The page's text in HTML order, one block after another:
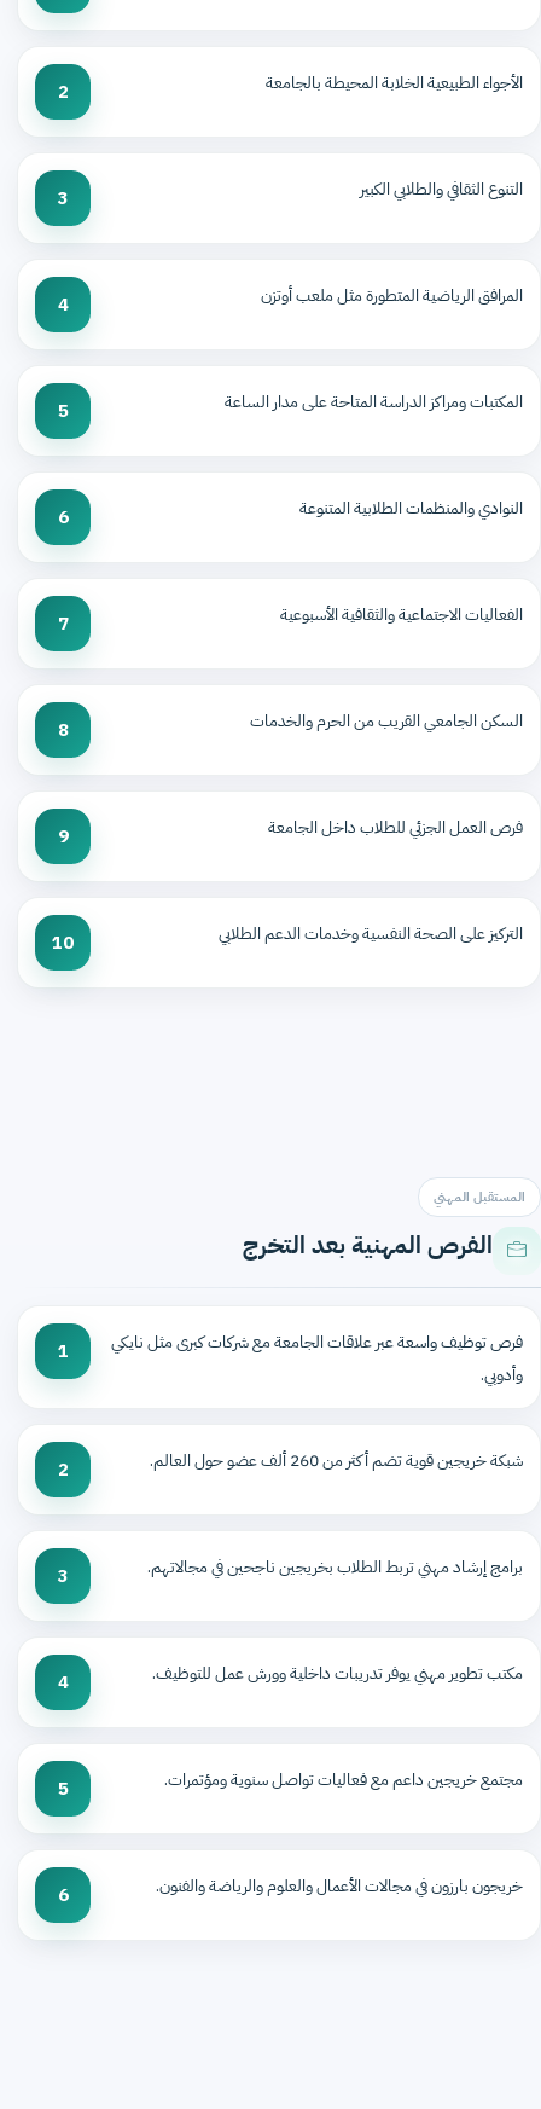
الأجواء الطبيعية الخلابة المحيطة بالجامعة 2
التنوع الثقافي والطلابي الكبير 3
المرافق الرياضية المتطورة مثل ملعب أوتزن 4
المكتبات ومراكز الدراسة المتاحة على مدار الساعة 5
النوادي والمنظمات الطلابية المتنوعة 6
الفعاليات الاجتماعية والثقافية الأسبوعية 7
السكن الجامعي القريب من الحرم والخدمات 8
فرص العمل الجزئي للطلاب داخل الجامعة 9
التركيز على الصحة النفسية وخدمات الدعم الطلابي 10
المستقبل المهني
الفرص المهنية بعد التخرج
فرص توظيف واسعة عبر علاقات الجامعة مع شركات كبرى مثل نايكي
وأدوبي.
1
شبكة خريجين قوية تضم أكثر من 260 ألف عضو حول العالم. 2
برامج إرشاد مهني تربط الطلاب بخريجين ناجحين في مجالاتهم. 3
مكتب تطوير مهني يوفر تدريبات داخلية وورش عمل للتوظيف. 4
مجتمع خريجين داعم مع فعاليات تواصل سنوية ومؤتمرات. 5
خريجون بارزون في مجالات الأعمال والعلوم والرياضة والفنون. 6